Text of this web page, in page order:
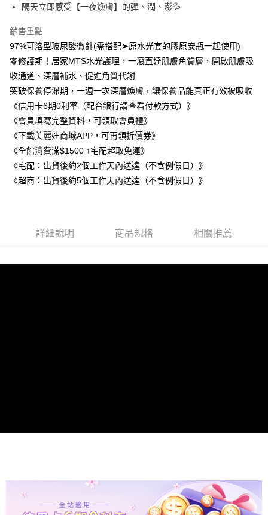
３．安心：先確認商品／服務後，再付款。
【「AFTEE先享後付」結帳流程】
１．於結帳方式選擇「AFTEE先享後付」後，將跳轉至「AFTEE先享後付」
結帳頁面，進行簡訊認證並確認金額後，即可完成結帳。
２．訂單成立數日內，您將收到繳費通知簡訊。
３．收到繳費通知簡訊後14天內，點擊此簡訊中的連結，可透過四大超商／
ATM／網路銀行／等多元方式進行付款，方視為交易完成。
※ 請注意：結帳手續完成當下不需立刻繳費，但若您需要取消訂單，請聯絡
購買商品的店家。未經商家同意取消之訂單仍視為有效，需透過AFTEE先享
後付繳納相關費用。
是否繳費成功／繳費後需取消欲退款等相關疑問，請聯繫「AFTEE先享後付
客戶支援中心」https://netprotections.freshdesk.com/support/home
【注意事項】
１．透過由恩沛科技股份有限公司提供之「AFTEE先享後付」服務完成之交
３．未成年的使用者請事先徵得法定代理人或監護人之同意方可使用
每筆NT$100，滿NT$1,500(含以上)免運費
付款後全家取貨
萊爾富取貨付款
每筆NT$100，滿NT$1,500(含以上)免運費
每筆NT$100，滿NT$1,500(含以上)免運費
7-11取貨付款
每筆NT$100，滿NT$1,500(含以上)免運費
隔天立即感受【一夜煥膚】的彈、潤、澎💦
銷售重點
97%可溶型玻尿酸微針(需搭配➤原水光套的膠原安瓶一起使用)
零修護期！居家MTS水光護理，一滾直達肌膚角質層，開啟肌膚吸
收通道、深層補水、促進角質代謝
突破保養停滯期，一週一次深層煥膚，讓保養品能真正有效被吸收
《信用卡6期0利率（配合銀行請查看付款方式）》
《會員填寫完整資料，可領取會員禮》
《下載美麗娃商城APP，可再領折價券》
《全館消費滿$1500 ↑宅配超取免運》
《宅配：出貨後約2個工作天內送達（不含例假日）》
《超商：出貨後約5個工作天內送達（不含例假日）》
詳細說明 商品規格 相關推薦